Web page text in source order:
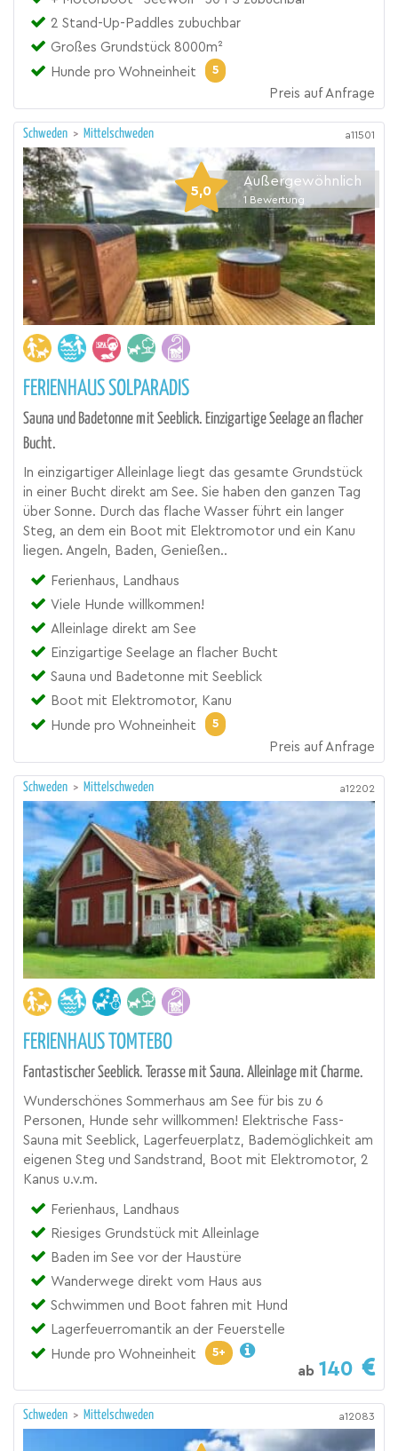
2 Stand-Up-Paddles zubuchbar
Großes Grundstück 8000m²
Hunde pro Wohneinheit
5
Preis auf Anfrage
Schweden > Mittelschweden a11501
5,0
Außergewöhnlich
1 Bewertung
FERIENHAUS SOLPARADIS
Sauna und Badetonne mit Seeblick. Einzigartige Seelage an flacher
Bucht.
In einzigartiger Alleinlage liegt das gesamte Grundstück
in einer Bucht direkt am See. Sie haben den ganzen Tag
über Sonne. Durch das flache Wasser führt ein langer
Steg, an dem ein Boot mit Elektromotor und ein Kanu
liegen. Angeln, Baden, Genießen..
Ferienhaus, Landhaus
Viele Hunde willkommen!
Alleinlage direkt am See
Einzigartige Seelage an flacher Bucht
Sauna und Badetonne mit Seeblick
Boot mit Elektromotor, Kanu
Hunde pro Wohneinheit
5
Preis auf Anfrage
Schweden > Mittelschweden a12202
FERIENHAUS TOMTEBO
Fantastischer Seeblick. Terasse mit Sauna. Alleinlage mit Charme.
Wunderschönes Sommerhaus am See für bis zu 6
Personen, Hunde sehr willkommen! Elektrische Fass-
Sauna mit Seeblick, Lagerfeuerplatz, Bademöglichkeit am
eigenen Steg und Sandstrand, Boot mit Elektromotor, 2
Kanus u.v.m.
Ferienhaus, Landhaus
Riesiges Grundstück mit Alleinlage
Baden im See vor der Haustüre
Wanderwege direkt vom Haus aus
Schwimmen und Boot fahren mit Hund
Lagerfeuerromantik an der Feuerstelle
Hunde pro Wohneinheit
5+
ab 140
Schweden > Mittelschweden a12083